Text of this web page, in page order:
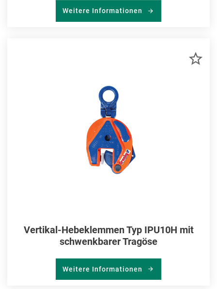
Weitere Informationen
Vertikal-Hebeklemmen Typ IPU10H mit
schwenkbarer Tragöse
Weitere Informationen